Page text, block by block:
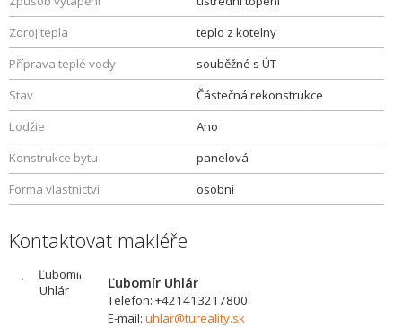
Zdroj tepla
teplo z kotelny
Příprava teplé vody
souběžné s ÚT
Stav
Částečná rekonstrukce
Lodžie
Ano
Konstrukce bytu
panelová
Forma vlastnictví
osobní
Kontaktovat makléře
Ľubomír Uhlár
Telefon: +421413217800
E-mail: uhlar@tureality.sk